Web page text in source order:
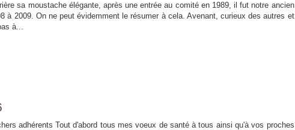
sa moustache élégante, après une entrée au comité en 1989, il fut notre ancien
à 2009. On ne peut évidemment le résumer à cela. Avenant, curieux des autres et
à...
adhérents Tout d'abord tous mes voeux de santé à tous ainsi qu'à vos proches